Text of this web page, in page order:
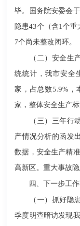
毕。国务院安委会
隐患43个（含1个重
7个尚未整改闭环。
（二）安全生产
统统计，我市安全
家，占总数5.9%，
家，整体安全生产
（三）三年行动
产情况分析的函发
数据，安全生产精
高新区。重大事故
四、下一步工作
（一）抓好隐患
季度明查暗访发现